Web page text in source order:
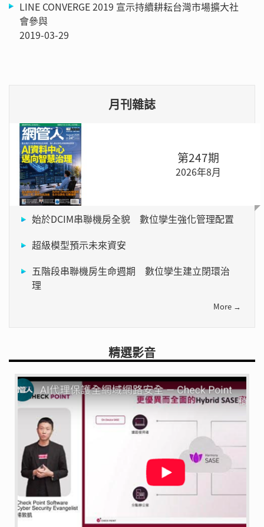
LINE CONVERGE 2019 宣示持續耕耘台灣市場擴大社
會參與
2019-03-29
月刊雜誌
第247期
2026年8月
始於DCIM串聯機房全貌 數位孿生強化管理配置
超級模型預示未來資安
五階段串聯機房生命週期 數位孿生建立閉環治
理
More →
精選影音